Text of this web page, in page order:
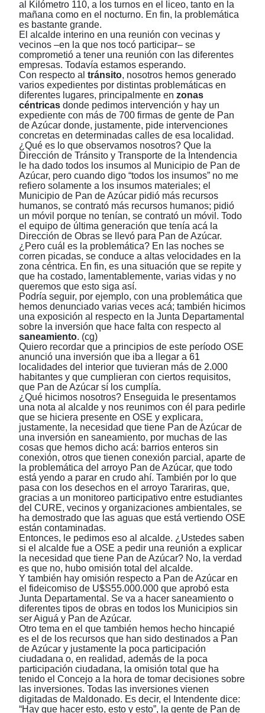
al Kilómetro 110, a los turnos en el liceo, tanto en la
mañana como en el nocturno. En fin, la problemática
es bastante grande.
El alcalde interino en una reunión con vecinas y
vecinos ‒en la que nos tocó participar‒ se
comprometió a tener una reunión con las diferentes
empresas. Todavía estamos esperando.
Con respecto al tránsito, nosotros hemos generado
varios expedientes por distintas problemáticas en
diferentes lugares, principalmente en zonas
céntricas donde pedimos intervención y hay un
expediente con más de 700 firmas de gente de Pan
de Azúcar donde, justamente, pide intervenciones
concretas en determinadas calles de esa localidad.
¿Qué es lo que observamos nosotros? Que la
Dirección de Tránsito y Transporte de la Intendencia
le ha dado todos los insumos al Municipio de Pan de
Azúcar, pero cuando digo “todos los insumos” no me
refiero solamente a los insumos materiales; el
Municipio de Pan de Azúcar pidió más recursos
humanos, se contrató más recursos humanos; pidió
un móvil porque no tenían, se contrató un móvil. Todo
el equipo de última generación que tenía acá la
Dirección de Obras se llevó para Pan de Azúcar.
¿Pero cuál es la problemática? En las noches se
corren picadas, se conduce a altas velocidades en la
zona céntrica. En fin, es una situación que se repite y
que ha costado, lamentablemente, varias vidas y no
queremos que esto siga así.
Podría seguir, por ejemplo, con una problemática que
hemos denunciado varias veces acá; también hicimos
una exposición al respecto en la Junta Departamental
sobre la inversión que hace falta con respecto al
saneamiento. (cg)
Quiero recordar que a principios de este período OSE
anunció una inversión que iba a llegar a 61
localidades del interior que tuvieran más de 2.000
habitantes y que cumplieran con ciertos requisitos,
que Pan de Azúcar sí los cumplía.
¿Qué hicimos nosotros? Enseguida le presentamos
una nota al alcalde y nos reunimos con él para pedirle
que se hiciera presente en OSE y explicara,
justamente, la necesidad que tiene Pan de Azúcar de
una inversión en saneamiento, por muchas de las
cosas que hemos dicho acá: barrios enteros sin
conexión, otros que tienen conexión parcial, aparte de
la problemática del arroyo Pan de Azúcar, que todo
está yendo a parar en crudo ahí. También por lo que
pasa con los desechos en el arroyo Tarariras, que,
gracias a un monitoreo participativo entre estudiantes
del CURE, vecinos y organizaciones ambientales, se
ha demostrado que las aguas que está vertiendo OSE
están contaminadas.
Entonces, le pedimos eso al alcalde. ¿Ustedes saben
si el alcalde fue a OSE a pedir una reunión a explicar
la necesidad que tiene Pan de Azúcar? No, la verdad
es que no, hubo omisión total del alcalde.
Y también hay omisión respecto a Pan de Azúcar en
el fideicomiso de U$S55.000.000 que aprobó esta
Junta Departamental. Se va a hacer saneamiento o
diferentes tipos de obras en todos los Municipios sin
ser Aiguá y Pan de Azúcar.
Otro tema en el que también hemos hecho hincapié
es el de los recursos que han sido destinados a Pan
de Azúcar y justamente la poca participación
ciudadana o, en realidad, además de la poca
participación ciudadana, la omisión total que ha
tenido el Concejo a la hora de tomar decisiones sobre
las inversiones. Todas las inversiones vienen
digitadas de Maldonado. Es decir, el Intendente dice:
“Hay que hacer esto, esto y esto”, la gente de Pan de